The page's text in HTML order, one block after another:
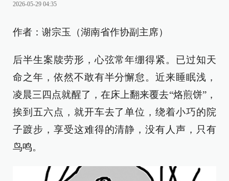
2026-05-29 04:35
作者：谢宗玉（湖南省作协副主席）
后半生案牍劳形，心弦常年绷得紧。已过知天
命之年，依然不敢有半分懈怠。近来睡眠浅，
凌晨三四点就醒了，在床上翻来覆去“烙煎饼”，
挨到五六点，就开车去了单位，绕着小巧的院
子踱步，享受这难得的清静，没有人声，只有
鸟鸣。